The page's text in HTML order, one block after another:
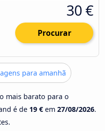
30 €
Procurar
para amanhã
mais barato para o
é de 19 € em 27/08/2026.